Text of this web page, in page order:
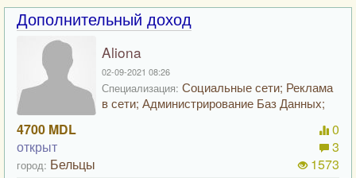
Дополнительный доход
Aliona
02-09-2021 08:26
Специализация: Социальные сети; Реклама
в сети; Администрирование Баз Данных;
4700 MDL
открыт
город: Бельцы
0
3
1573